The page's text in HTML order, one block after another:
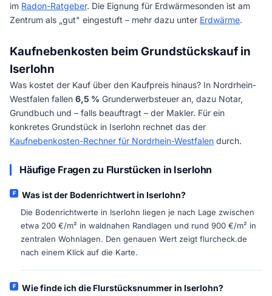
im Radon-Ratgeber. Die Eignung für Erdwärmesonden ist am
Zentrum als „gut" eingestuft – mehr dazu unter Erdwärme.
Kaufnebenkosten beim Grundstückskauf in
Iserlohn
Was kostet der Kauf über den Kaufpreis hinaus? In Nordrhein-
Westfalen fallen 6,5 % Grunderwerbsteuer an, dazu Notar,
Grundbuch und – falls beauftragt – der Makler. Für ein
konkretes Grundstück in Iserlohn rechnet das der
Kaufnebenkosten-Rechner für Nordrhein-Westfalen durch.
Häufige Fragen zu Flurstücken in Iserlohn
Was ist der Bodenrichtwert in Iserlohn?
Die Bodenrichtwerte in Iserlohn liegen je nach Lage zwischen
etwa 200 €/m² in waldnahen Randlagen und rund 900 €/m² in
zentralen Wohnlagen. Den genauen Wert zeigt flurcheck.de
nach einem Klick auf die Karte.
Wie finde ich die Flurstücksnummer in Iserlohn?